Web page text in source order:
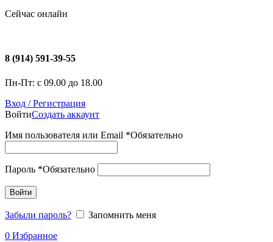
Сейчас онлайн
8 (914) 591-39-55
Пн-Пт: с 09.00 до 18.00
Вход / Регистрация
ВойтиСоздать аккаунт
Имя пользователя или Email *Обязательно
Пароль *Обязательно
Войти
Забыли пароль?
Запомнить меня
0 Избранное